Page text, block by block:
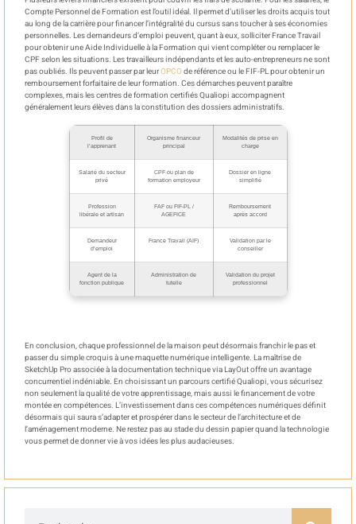
Compte Personnel de Formation est l’outil idéal. Il permet d’utiliser les droits acquis tout
au long de la carrière pour financer l’intégralité du cursus sans toucher à ses économies
personnelles. Les demandeurs d’emploi peuvent, quant à eux, solliciter France Travail
pour obtenir une Aide Individuelle à la Formation qui vient compléter ou remplacer le
CPF selon les situations. Les travailleurs indépendants et les auto-entrepreneurs ne sont
pas oubliés. Ils peuvent passer par leurOPCOde référence ou le FIF-PL pour obtenir un
remboursement forfaitaire de leur formation. Ces démarches peuvent paraître
complexes, mais les centres de formation certifiés Qualiopi accompagnent
généralement leurs élèves dans la constitution des dossiers administratifs.
Profil de
l’apprenant
Organisme financeur
principal
Modalités de prise en
charge
Salarié du secteur
privé
CPF ou plan de
formation employeur
Dossier en ligne
simplifié
Profession
libérale et artisan
FAF ou FIF-PL /
AGEFICE
Remboursement
après accord
Demandeur
d’emploi
France Travail (AIF)
Validation par le
conseiller
Agent de la
fonction publique
Administration de
tutelle
Validation du projet
professionnel
En conclusion, chaque professionnel de la maison peut désormais franchir le pas et
passer du simple croquis à une maquette numérique intelligente. La maîtrise de
SketchUp Pro associée à la documentation technique via LayOut offre un avantage
concurrentiel indéniable. En choisissant un parcours certifié Qualiopi, vous sécurisez
non seulement la qualité de votre apprentissage, mais aussi le financement de votre
montée en compétences. L’investissement dans ces compétences numériques définit
désormais qui saura s’adapter et prospérer dans le secteur de l’architecture et de
l’aménagement moderne. Ne restez pas au stade du dessin papier quand la technologie
vous permet de donner vie à vos idées les plus audacieuses.